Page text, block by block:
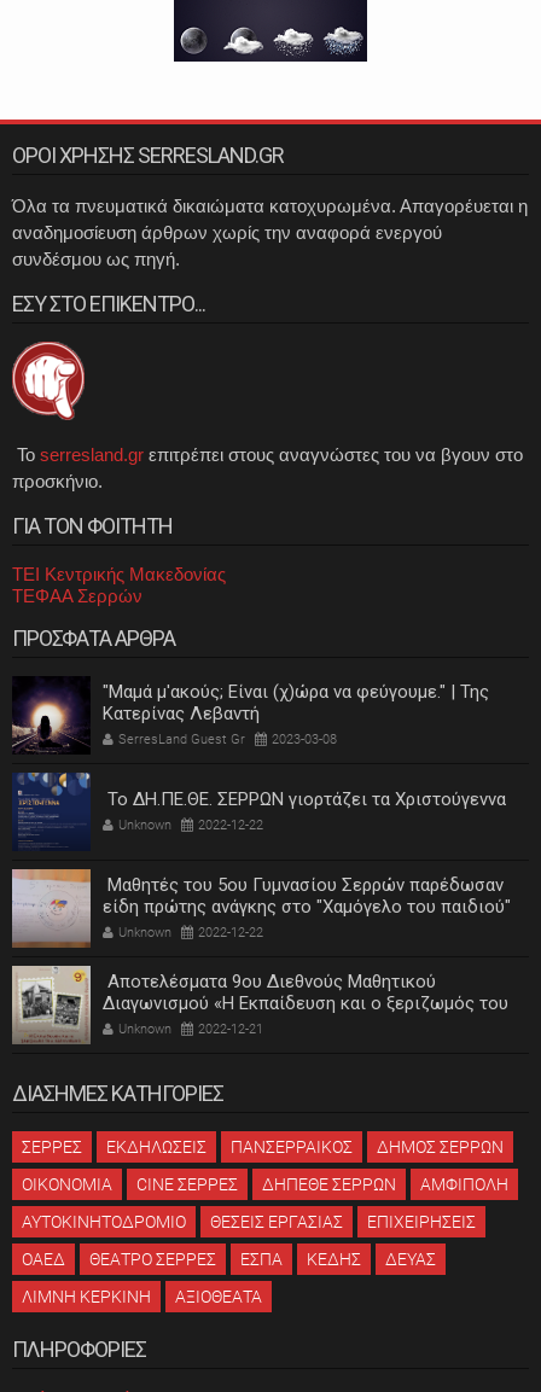
ΟΡΟΙ ΧΡΗΣΗΣ SERRESLAND.GR
Όλα τα πνευματικά δικαιώματα κατοχυρωμένα. Απαγορέυεται η
αναδημοσίευση άρθρων χωρίς την αναφορά ενεργού
συνδέσμου ως πηγή.
ΕΣΥ ΣΤΟ ΕΠΙΚΕΝΤΡΟ...
Το serresland.gr επιτρέπει στους αναγνώστες του να βγουν στο
προσκήνιο.
ΓΙΑ ΤΟΝ ΦΟΙΤΗΤΗ
ΤΕΙ Κεντρικής Μακεδονίας
ΤΕΦΑΑ Σερρών
ΠΡΟΣΦΑΤΑ ΑΡΘΡΑ
"Μαμά μ'ακούς; Είναι (χ)ώρα να φεύγουμε." | Της
Κατερίνας Λεβαντή
SerresLand Guest Gr 2023-03-08
Το ΔΗ.ΠΕ.ΘΕ. ΣΕΡΡΩΝ γιορτάζει τα Χριστούγεννα
Unknown 2022-12-22
Μαθητές του 5ου Γυμνασίου Σερρών παρέδωσαν
είδη πρώτης ανάγκης στο "Χαμόγελο του παιδιού"
Unknown 2022-12-22
Αποτελέσματα 9ου Διεθνούς Μαθητικού
Διαγωνισμού «Η Εκπαίδευση και ο ξεριζωμός του
ελληνισμού»
Unknown 2022-12-21
ΔΙΑΣΗΜΕΣ ΚΑΤΗΓΟΡΙΕΣ
ΣΕΡΡΕΣ ΕΚΔΗΛΩΣΕΙΣ ΠΑΝΣΕΡΡΑΙΚΟΣ
ΔΗΜΟΣ ΣΕΡΡΩΝ
ΟΙΚΟΝΟΜΙΑ
CINE ΣΕΡΡΕΣ ΔΗΠΕΘΕ ΣΕΡΡΩΝ
ΑΜΦΙΠΟΛΗ
ΑΥΤΟΚΙΝΗΤΟΔΡΟΜΙΟ
ΘΕΣΕΙΣ ΕΡΓΑΣΙΑΣ
ΕΠΙΧΕΙΡΗΣΕΙΣ
ΟΑΕΔ
ΘΕΑΤΡΟ ΣΕΡΡΕΣ ΕΣΠΑ ΚΕΔΗΣ
ΔΕΥΑΣ
ΛΙΜΝΗ ΚΕΡΚΙΝΗ
ΑΞΙΟΘΕΑΤΑ
ΠΛΗΡΟΦΟΡΙΕΣ